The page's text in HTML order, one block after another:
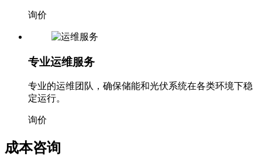
询价
专业运维服务
专业的运维团队，确保储能和光伏系统在各类环境下稳
定运行。
询价
成本咨询